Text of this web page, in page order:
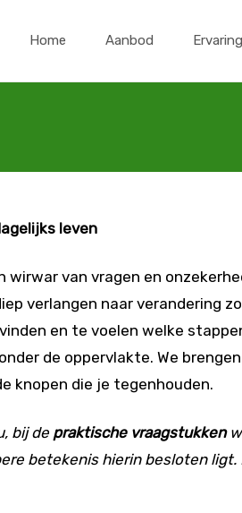
naarHome Aanbod
leven
wirwar van vragen en
verlangen naar verandering
en te voelen welke
de oppervlakte. We
knopen die je tegenhouden.
bij de praktische vraagstukken
betekenis hierin besloten